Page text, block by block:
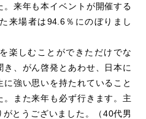
来年も本イベントが開催する
来場者は94.6％にのぼりまし
楽しむことができただけでな
、がん啓発とあわせ、日本に
強い思いを持たれていること
また来年も必ず行きます。主
とうございました。（40代男